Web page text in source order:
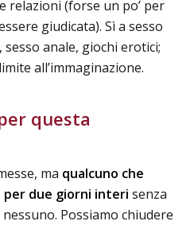
relazioni (forse un po’ per
giudicata). Sì a sesso
anale, giochi erotici;
all’immaginazione.
questa
ma qualcuno che
per due giorni interi senza
Possiamo chiudere